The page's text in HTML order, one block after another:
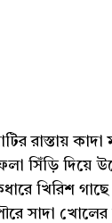
রাস্তায় কাদা
সিঁড়ি দিয়ে
খিরিশ গাছে
সাদা